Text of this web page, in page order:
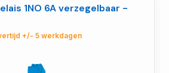
1NO 6A verzegelbaar -
+/- 5 werkdagen